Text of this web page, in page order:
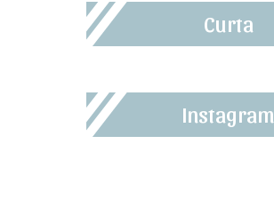
Curta
Instagram